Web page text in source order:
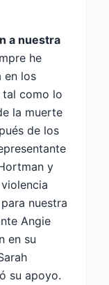
a nuestra
he
en los
tal como lo
la muerte
de los
y
nuestra
Angie
en su
su apoyo.